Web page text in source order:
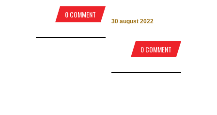
0 COMMENT
30 august 2022
0 COMMENT